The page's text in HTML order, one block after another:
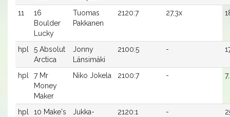
11
16
Boulder
Lucky
Tuomas
Pakkanen
2120:7 27,3x
hpl
5 Absolut
Arctica
Jonny
Länsimäki
2100:5 -
hpl
7 Mr
Money
Maker
Niko Jokela 2100:7 -
hpl
10 Make's
Jukka-
2120:1 -